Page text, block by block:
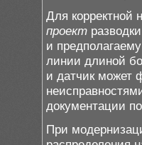
Для корректной
проект
и
линии длиной
и датчик может
документации
При